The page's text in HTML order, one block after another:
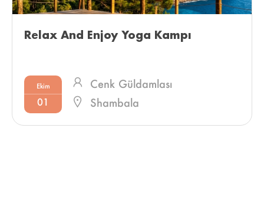
Relax And Enjoy Yoga Kampı
Ekim
01
Cenk Güldamlası
Shambala